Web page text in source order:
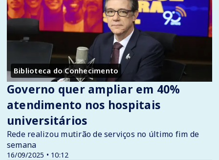
Biblioteca do Conhecimento
16/09/2025 • 10:12
Governo quer ampliar em 40%
atendimento nos hospitais
universitários
Rede realizou mutirão de serviços no último fim de
semana